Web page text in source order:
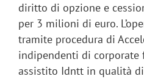
diritto di opzione e
per 3 milioni di euro.
tramite procedura di
indipendenti di corporate
assistito Idntt in qualità